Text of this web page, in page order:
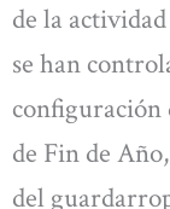
de la
se han
configuración
de Fin de
del